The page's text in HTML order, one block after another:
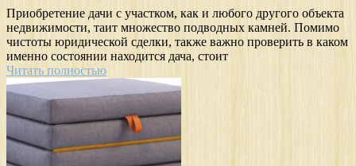
Приобретение дачи с участком, как и любого другого объекта
недвижимости, таит множество подводных камней. Помимо
чистоты юридической сделки, также важно проверить в каком
именно состоянии находится дача, стоит
Читать полностью